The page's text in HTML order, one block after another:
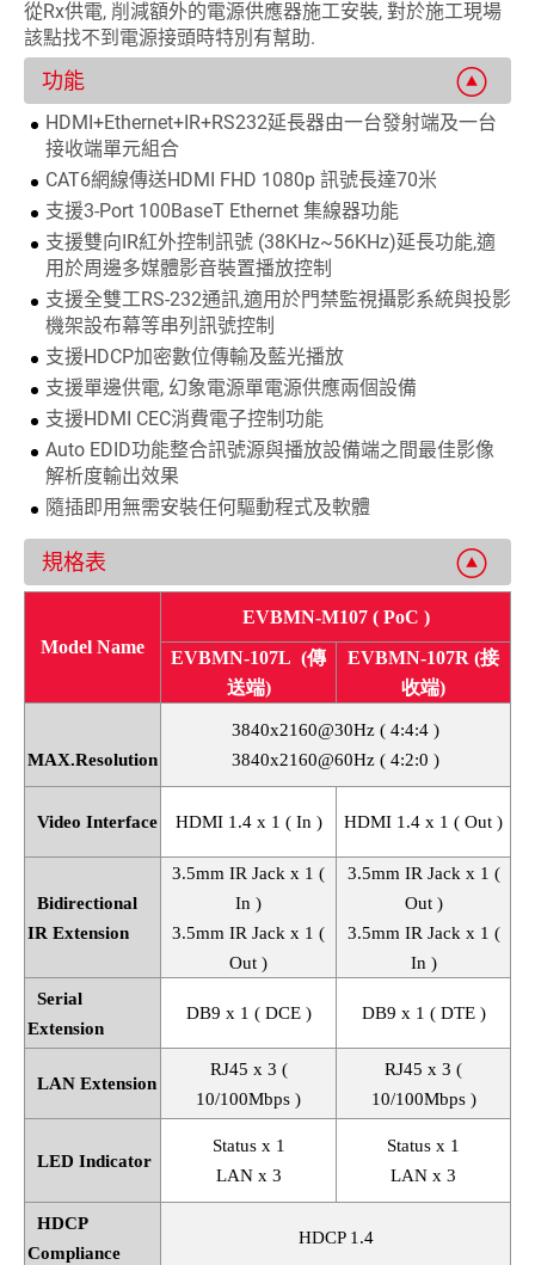
從Rx供電, 削減額外的電源供應器施工安裝, 對於施工現場
該點找不到電源接頭時特別有幫助.
功能
HDMI+Ethernet+IR+RS232延長器由一台發射端及一台
接收端單元組合
CAT6網線傳送HDMI FHD 1080p 訊號長達70米
支援3-Port 100BaseT Ethernet 集線器功能
支援雙向IR紅外控制訊號 (38KHz~56KHz)延長功能,適
用於周邊多媒體影音裝置播放控制
支援全雙工RS-232通訊,適用於門禁監視攝影系統與投影
機架設布幕等串列訊號控制
支援HDCP加密數位傳輸及藍光播放
支援單邊供電, 幻象電源單電源供應兩個設備
支援HDMI CEC消費電子控制功能
Auto EDID功能整合訊號源與播放設備端之間最佳影像
解析度輸出效果
隨插即用無需安裝任何驅動程式及軟體
規格表
Model Name
EVBMN-M107 ( PoC )
EVBMN-107L (傳
送端)
EVBMN-107R (接
收端)
MAX.Resolution
3840x2160@30Hz ( 4:4:4 )
3840x2160@60Hz ( 4:2:0 )
Video Interface HDMI 1.4 x 1 ( In ) HDMI 1.4 x 1 ( Out )
Bidirectional
IR Extension
3.5mm IR Jack x 1 (
In )
3.5mm IR Jack x 1 (
Out )
3.5mm IR Jack x 1 (
Out )
3.5mm IR Jack x 1 (
In )
Serial
Extension
DB9 x 1 ( DCE ) DB9 x 1 ( DTE )
LAN Extension
RJ45 x 3 (
10/100Mbps )
RJ45 x 3 (
10/100Mbps )
LED Indicator
Status x 1
LAN x 3
Status x 1
LAN x 3
HDCP
Compliance
HDCP 1.4